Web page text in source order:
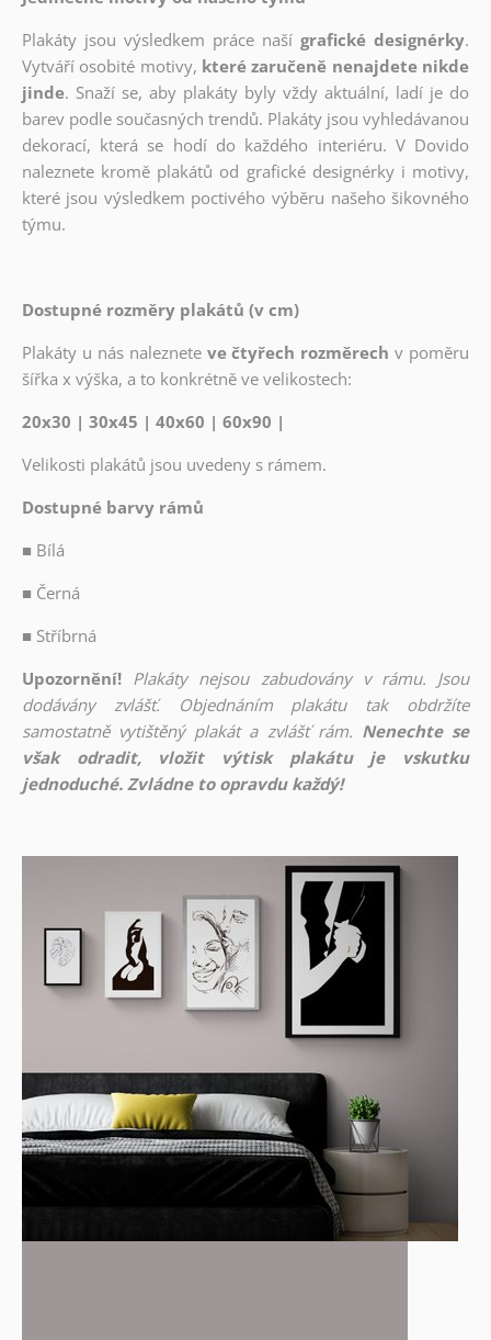
Plakáty jsou výsledkem práce naší grafické designérky.
Vytváří osobité motivy, které zaručeně nenajdete nikde
jinde. Snaží se, aby plakáty byly vždy aktuální, ladí je do
barev podle současných trendů. Plakáty jsou vyhledávanou
dekorací, která se hodí do každého interiéru. V Dovido
naleznete kromě plakátů od grafické designérky i motivy,
které jsou výsledkem poctivého výběru našeho šikovného
týmu.
Dostupné rozměry plakátů (v cm)
Plakáty u nás naleznete ve čtyřech rozměrech v poměru
šířka x výška, a to konkrétně ve velikostech:
20x30 | 30x45 | 40x60 | 60x90 |
Velikosti plakátů jsou uvedeny s rámem.
Dostupné barvy rámů
■ Bílá
■ Černá
■ Stříbrná
Upozornění! Plakáty nejsou zabudovány v rámu. Jsou
dodávány zvlášť. Objednáním plakátu tak obdržíte
samostatně vytištěný plakát a zvlášť rám. Nenechte se
však odradit, vložit výtisk plakátu je vskutku
jednoduché. Zvládne to opravdu každý!